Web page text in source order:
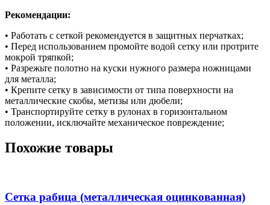
Рекомендации:
• Работать с сеткой рекомендуется в защитных перчатках;
• Перед использованием промойте водой сетку или протрите
мокрой тряпкой;
• Разрежьте полотно на куски нужного размера ножницами
для металла;
• Крепите сетку в зависимости от типа поверхности на
металлические скобы, метизы или дюбели;
• Транспортируйте сетку в рулонах в горизонтальном
положении, исключайте механическое повреждение;
Похожие товары
Сетка рабица (металлическая оцинкованная)